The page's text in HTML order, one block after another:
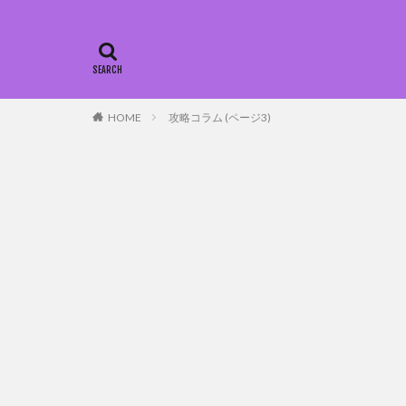
HOME 攻略コラム (ページ3)